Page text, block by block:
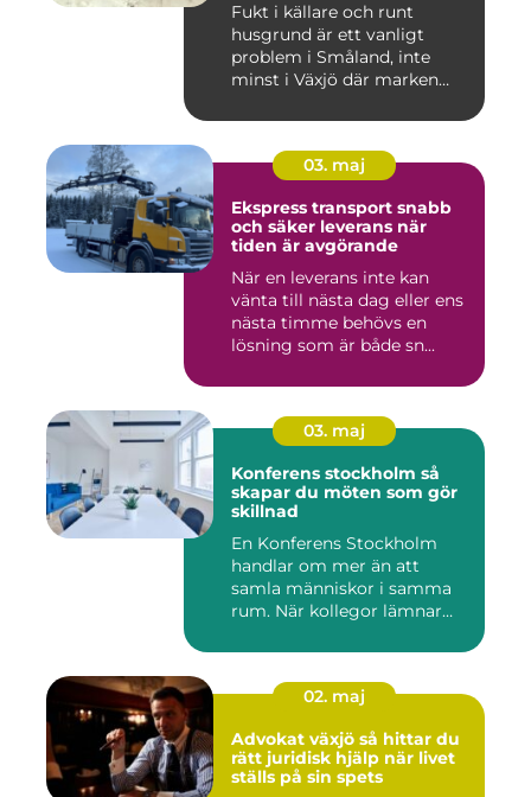
Fukt i källare och runt
husgrund är ett vanligt
problem i Småland, inte
minst i Växjö där marken
03. maj
Ekspress transport snabb
och säker leverans när
tiden är avgörande
När en leverans inte kan
vänta till nästa dag eller ens
nästa timme behövs en
lösning som är både sn...
03. maj
Konferens stockholm så
skapar du möten som gör
skillnad
En Konferens Stockholm
handlar om mer än att
samla människor i samma
rum. När kollegor lämnar
02. maj
Advokat växjö så hittar du
rätt juridisk hjälp när livet
ställs på sin spets